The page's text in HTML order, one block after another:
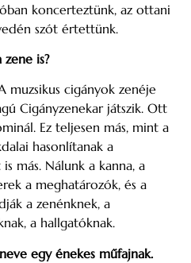
koncerteztünk, az ottani
szót értettünk.
is?
muzsikus cigányok zenéje
Cigányzenekar játszik. Ott
Ez teljesen más, mint a
hasonlítanak a
más. Nálunk a kanna, a
a meghatározók, és a
a zenénknek, a
a hallgatóknak.
egy énekes műfajnak.